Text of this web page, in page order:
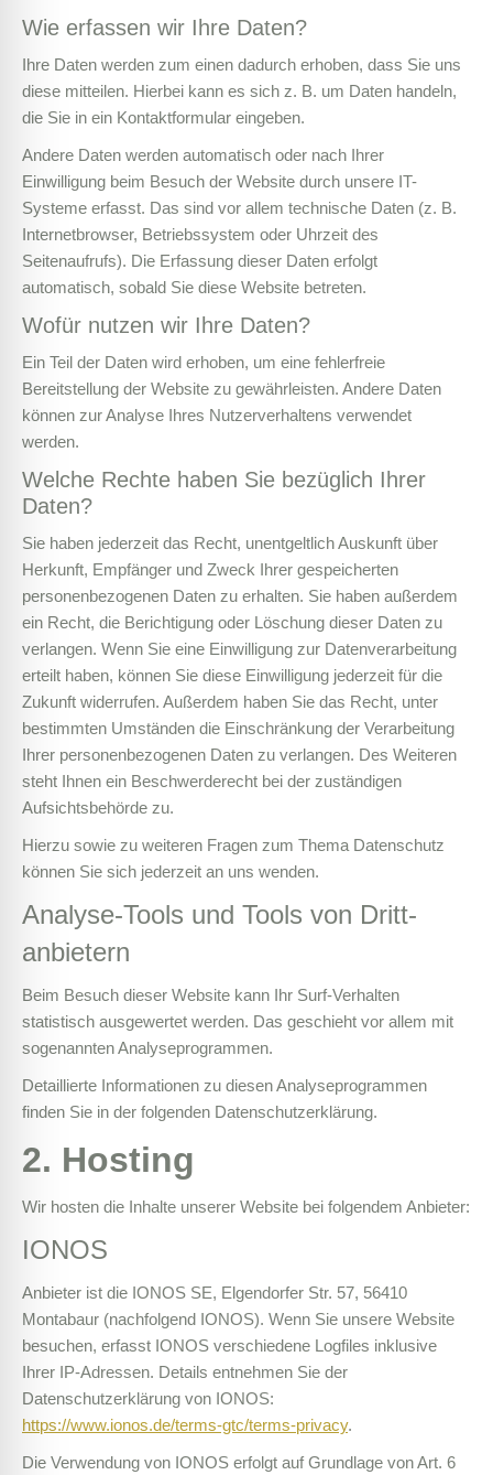
Wie erfassen wir Ihre Daten?
Ihre Daten werden zum einen dadurch erhoben, dass Sie uns
diese mitteilen. Hierbei kann es sich z. B. um Daten handeln,
die Sie in ein Kontaktformular eingeben.
Andere Daten werden automatisch oder nach Ihrer
Einwilligung beim Besuch der Website durch unsere IT-
Systeme erfasst. Das sind vor allem technische Daten (z. B.
Internetbrowser, Betriebssystem oder Uhrzeit des
Seitenaufrufs). Die Erfassung dieser Daten erfolgt
automatisch, sobald Sie diese Website betreten.
Wofür nutzen wir Ihre Daten?
Ein Teil der Daten wird erhoben, um eine fehlerfreie
Bereitstellung der Website zu gewährleisten. Andere Daten
können zur Analyse Ihres Nutzerverhaltens verwendet
werden.
Welche Rechte haben Sie bezüglich Ihrer
Daten?
Sie haben jederzeit das Recht, unentgeltlich Auskunft über
Herkunft, Empfänger und Zweck Ihrer gespeicherten
personenbezogenen Daten zu erhalten. Sie haben außerdem
ein Recht, die Berichtigung oder Löschung dieser Daten zu
verlangen. Wenn Sie eine Einwilligung zur Datenverarbeitung
erteilt haben, können Sie diese Einwilligung jederzeit für die
Zukunft widerrufen. Außerdem haben Sie das Recht, unter
bestimmten Umständen die Einschränkung der Verarbeitung
Ihrer personenbezogenen Daten zu verlangen. Des Weiteren
steht Ihnen ein Beschwerderecht bei der zuständigen
Aufsichtsbehörde zu.
Hierzu sowie zu weiteren Fragen zum Thema Datenschutz
können Sie sich jederzeit an uns wenden.
Analyse-Tools und Tools von Dritt­
anbietern
Beim Besuch dieser Website kann Ihr Surf-Verhalten
statistisch ausgewertet werden. Das geschieht vor allem mit
sogenannten Analyseprogrammen.
Detaillierte Informationen zu diesen Analyseprogrammen
finden Sie in der folgenden Datenschutzerklärung.
2. Hosting
Wir hosten die Inhalte unserer Website bei folgendem Anbieter:
IONOS
Anbieter ist die IONOS SE, Elgendorfer Str. 57, 56410
Montabaur (nachfolgend IONOS). Wenn Sie unsere Website
besuchen, erfasst IONOS verschiedene Logfiles inklusive
Ihrer IP-Adressen. Details entnehmen Sie der
Datenschutzerklärung von IONOS:
https://www.ionos.de/terms-gtc/terms-privacy.
Die Verwendung von IONOS erfolgt auf Grundlage von Art. 6